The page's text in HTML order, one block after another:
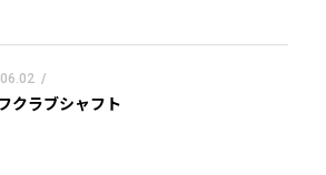
/
クラブシャフト